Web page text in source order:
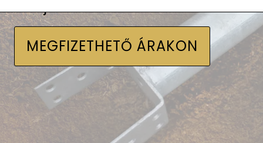
MEGFIZETHETŐ ÁRAKON